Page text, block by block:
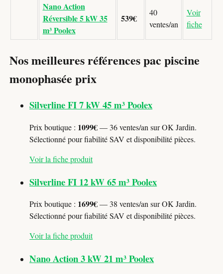
Nano Action
Réversible 5 kW 35
m³ Poolex
539€
40
ventes/an
Voir
fiche
Nos meilleures références pac piscine
monophasée prix
Silverline FI 7 kW 45 m³ Poolex
Prix boutique : 1099€— 36 ventes/an sur OK Jardin.
Sélectionné pour fiabilité SAV et disponibilité pièces.
Voir la fiche produit
Silverline FI 12 kW 65 m³ Poolex
Prix boutique : 1699€— 38 ventes/an sur OK Jardin.
Sélectionné pour fiabilité SAV et disponibilité pièces.
Voir la fiche produit
Nano Action 3 kW 21 m³ Poolex